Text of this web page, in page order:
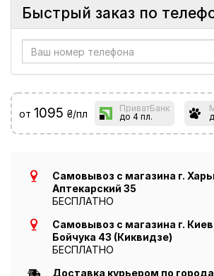
Быстрый заказ по
от 1095 ₴/пл
ПриватБанк
до 4 пл.
Самовывоз с магазина г.
Аптекарский 35
БЕСПЛАТНО
Самовывоз с магазина г.
Бойчука 43 (Киквидзе)
БЕСПЛАТНО
Доставка курьером по